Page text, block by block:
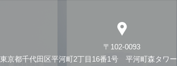
〒102-0093
東京都千代田区平河町2丁目16番1号 平河町森タワ